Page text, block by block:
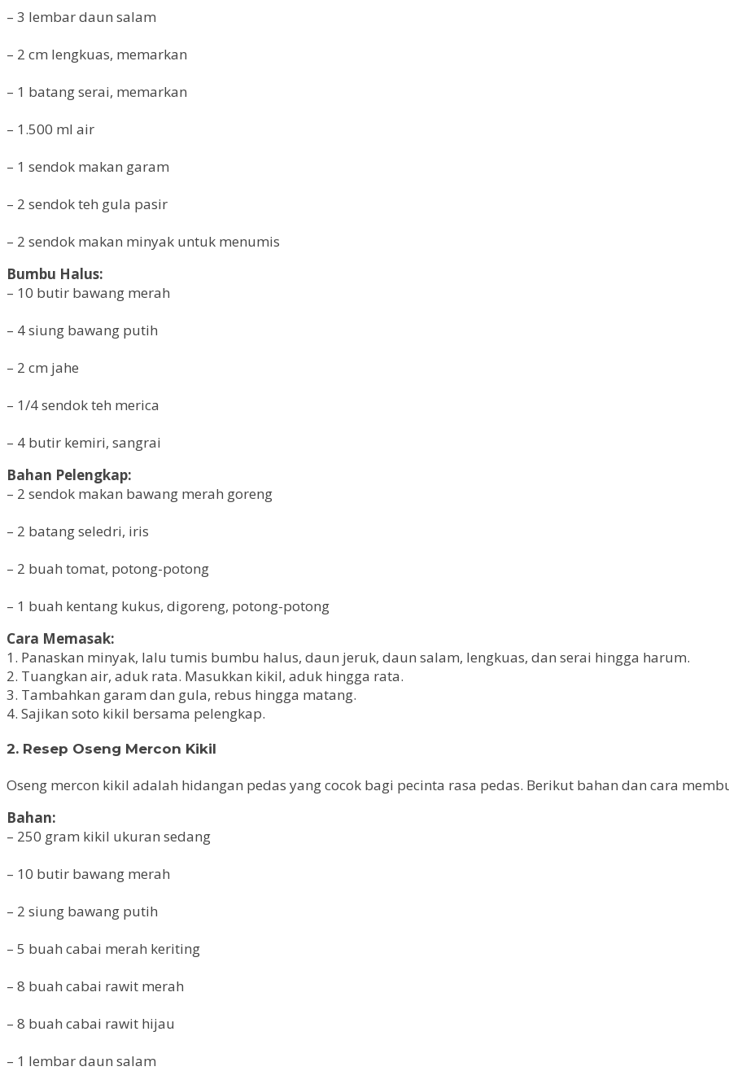
– 3 lembar daun salam
– 2 cm lengkuas, memarkan
– 1 batang serai, memarkan
– 1.500 ml air
– 1 sendok makan garam
– 2 sendok teh gula pasir
– 2 sendok makan minyak untuk menumis
Bumbu Halus:
– 10 butir bawang merah
– 4 siung bawang putih
– 2 cm jahe
– 1/4 sendok teh merica
– 4 butir kemiri, sangrai
Bahan Pelengkap:
– 2 sendok makan bawang merah goreng
– 2 batang seledri, iris
– 2 buah tomat, potong-potong
– 1 buah kentang kukus, digoreng, potong-potong
Cara Memasak:
1. Panaskan minyak, lalu tumis bumbu halus, daun jeruk, daun salam, lengkuas, dan serai hingga harum.
2. Tuangkan air, aduk rata. Masukkan kikil, aduk hingga rata.
3. Tambahkan garam dan gula, rebus hingga matang.
4. Sajikan soto kikil bersama pelengkap.
2. Resep Oseng Mercon Kikil
Oseng mercon kikil adalah hidangan pedas yang cocok bagi pecinta rasa pedas. Berikut bahan dan cara
Bahan:
– 250 gram kikil ukuran sedang
– 10 butir bawang merah
– 2 siung bawang putih
– 5 buah cabai merah keriting
– 8 buah cabai rawit merah
– 8 buah cabai rawit hijau
– 1 lembar daun salam